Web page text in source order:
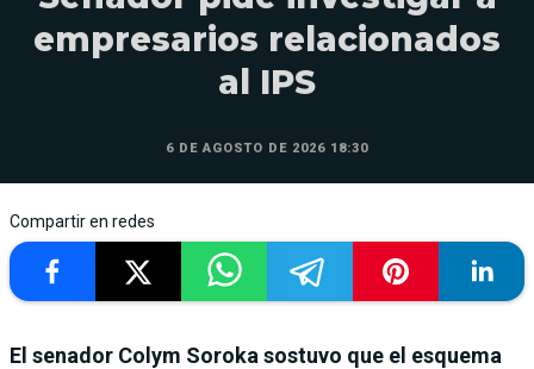
empresarios relacionados
al IPS
6 DE AGOSTO DE 2026 18:30
Compartir en redes
El senador Colym Soroka sostuvo que el esquema